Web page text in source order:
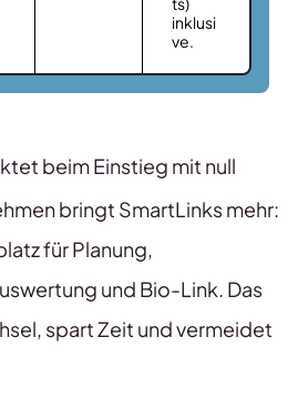
inklusi
ve.
beim Einstieg mit null
bringt SmartLinks mehr:
für Planung,
und Bio-Link. Das
spart Zeit und vermeidet